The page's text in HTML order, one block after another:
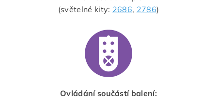
(světelné kity: 2686, 2786)
Ovládání součástí balení: